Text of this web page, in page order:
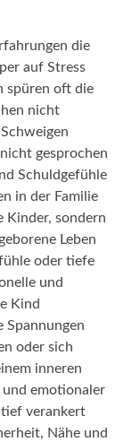
die
auf Stress
spüren oft die
nicht
gesprochen
Schuldgefühle
in der Familie
Kinder, sondern
Leben
oder tiefe
und
Kind
Spannungen
oder sich
inneren
und emotionaler
verankert
Nähe und